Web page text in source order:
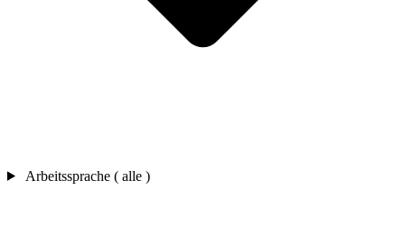
Arbeitssprache ( alle )